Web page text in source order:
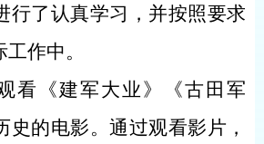
行了认真学习，并按照要求
作中。
看《建军大业》《古田军
史的电影。通过观看影片，